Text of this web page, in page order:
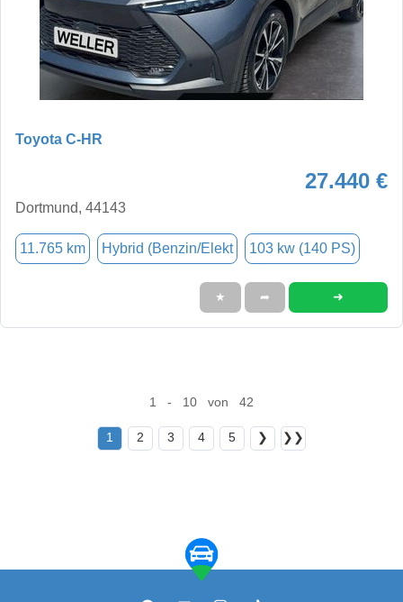
Toyota C-HR
27.440 €
Dortmund, 44143
11.765 km Hybrid (Benzin/Elekt 103 kw (140 PS)
★ ➦ ➜
1 - 10 von 42
1 2 3 4 5 ❯ ❯❯